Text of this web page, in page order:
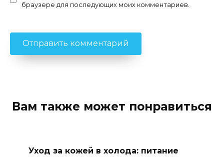
браузере для последующих моих комментариев.
Вам также может понравиться
Уход за кожей в холода: питание